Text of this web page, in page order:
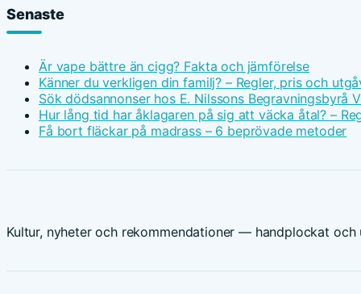
Senaste
Är vape bättre än cigg? Fakta och jämförelse
Känner du verkligen din familj? – Regler, pris och
Sök dödsannonser hos E. Nilssons Begravningsbyrå
Hur lång tid har åklagaren på sig att väcka åtal? –
Få bort fläckar på madrass – 6 beprövade metoder
Kultur, nyheter och rekommendationer — handplockat